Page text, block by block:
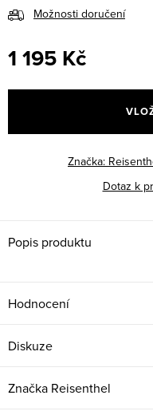
Možnosti doručení
1 195 Kč
cena:
Značka:
Dotaz k
Popis produktu
Hodnocení
Diskuze
Značka Reisenthel